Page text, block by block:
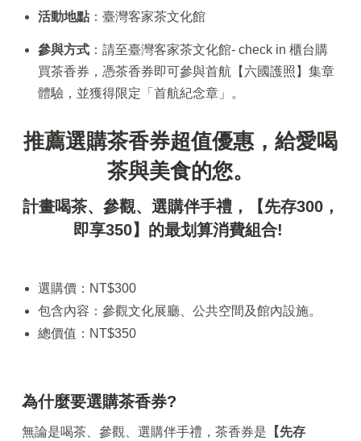
活動地點：臺灣客家茶文化館
參與方式：請至臺灣客家茶文化館- check in 櫃台購
買茶香券，憑茶香券即可參與首航【六國護照】集章
體驗，並獲得限定「首航紀念章」。
推薦選購茶香券超值優惠，給愛喝
茶與美食的您。
計畫喝茶、參觀、選購伴手禮，
【先存300，
即享350】 的最划算消費組合!
選購價：NT$300
包含內容：參觀文化展廳、公共空間及館內設施。
總價值：NT$350
為什麼要選購茶香券?
無論是喝茶、參觀、選購伴手禮，茶香券是 【先存